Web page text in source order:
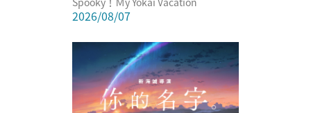
2026/08/07